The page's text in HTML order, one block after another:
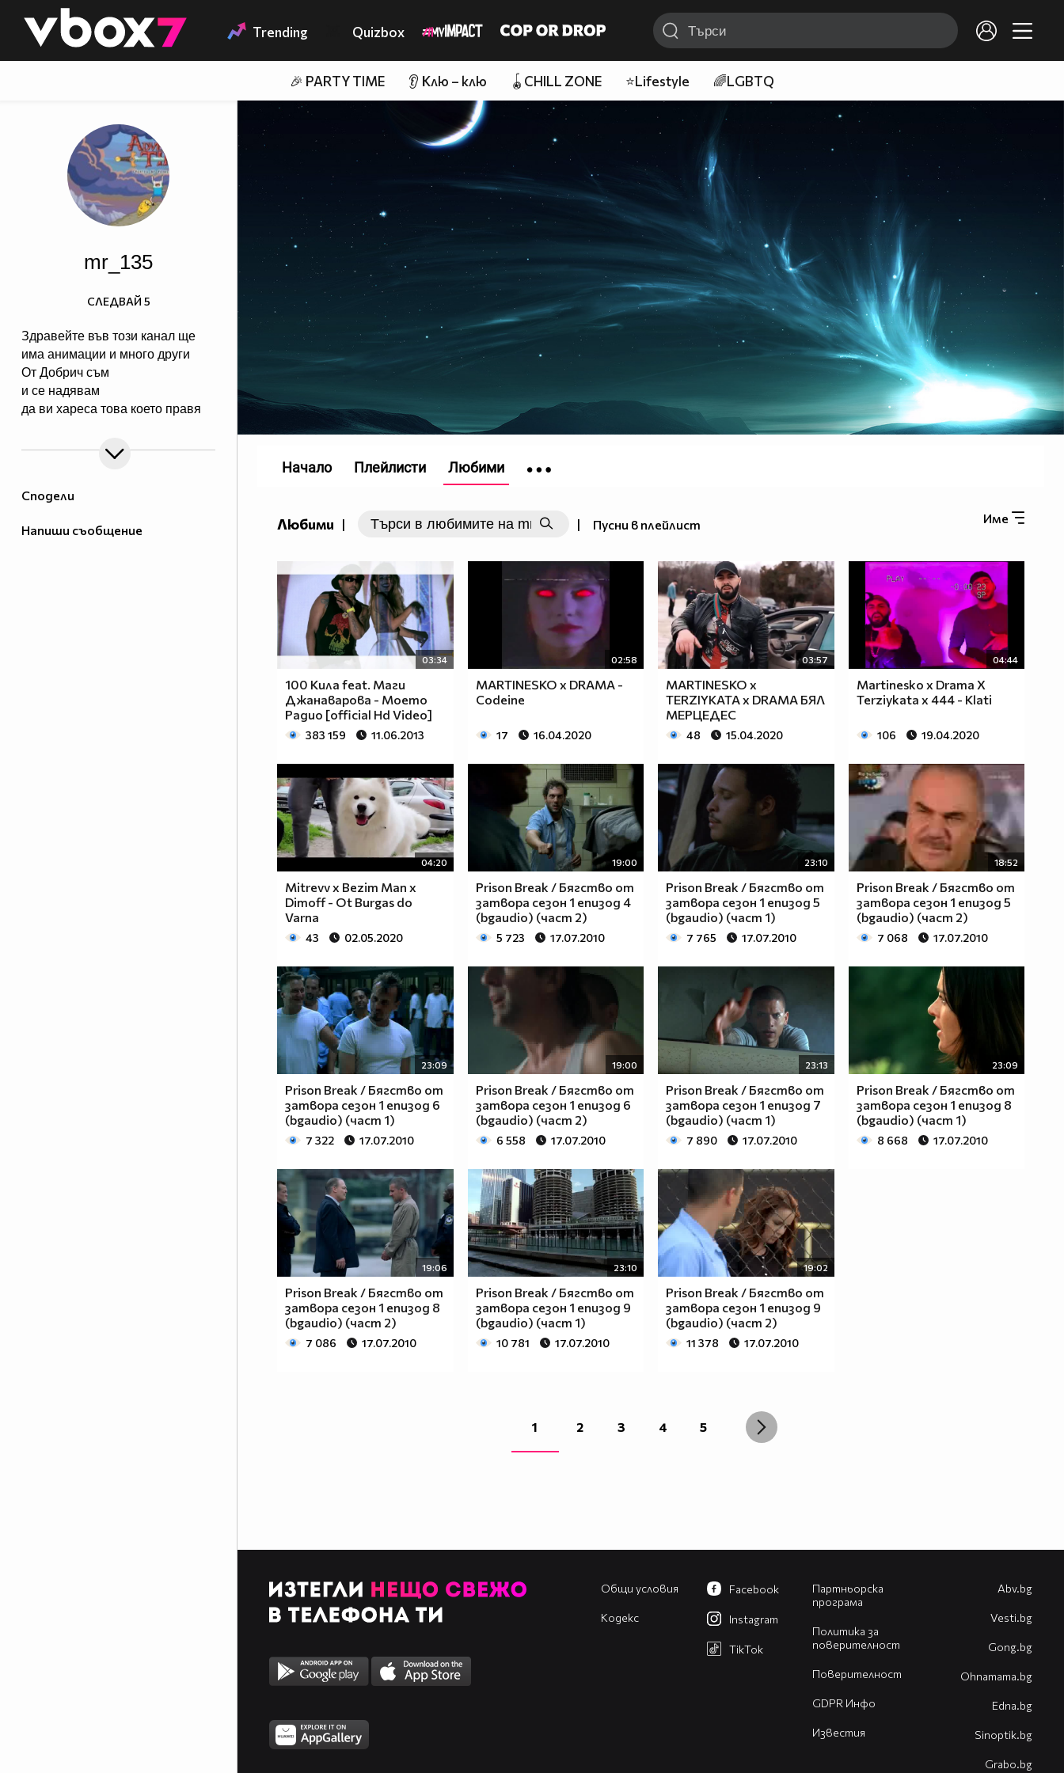
👾 Trending Quizbox
🎉 PARTY TIME 👂 Клю – клю 🪀CHILL ZONE ⭐Lifestyle 🌈LGBTQ
Сподели
Напиши съобщение
mr_135
Здравейте във този канал ще
има анимации и много други
От Добрич съм
и се надявам
да ви хареса това което правя
СЛЕДВАЙ 5
Любими | | Пусни в плейлист Име
03:34
100 Кила feat. Маги
Джанаварова - Моето
Радио [official Hd Video]
383 159 11.06.2013
02:58
MARTINESKO x DRAMA -
Codeine
17 16.04.2020
03:57
MARTINESKO x
TERZIYKATA x DRAMA БЯЛ
МЕРЦЕДЕС
48 15.04.2020
04:44
Martinesko x Drama X
Terziykata x 444 - Klati
106 19.04.2020
04:20
Mitrevv x Bezim Man x
Dimoff - Ot Burgas do
Varna
43 02.05.2020
19:00
Prison Break / Бягство от
затвора сезон 1 епизод 4
(bgaudio) (част 2)
5 723 17.07.2010
23:10
Prison Break / Бягство от
затвора сезон 1 епизод 5
(bgaudio) (част 1)
7 765 17.07.2010
18:52
Prison Break / Бягство от
затвора сезон 1 епизод 5
(bgaudio) (част 2)
7 068 17.07.2010
23:09
Prison Break / Бягство от
затвора сезон 1 епизод 6
(bgaudio) (част 1)
7 322 17.07.2010
19:00
Prison Break / Бягство от
затвора сезон 1 епизод 6
(bgaudio) (част 2)
6 558 17.07.2010
23:13
Prison Break / Бягство от
затвора сезон 1 епизод 7
(bgaudio) (част 1)
7 890 17.07.2010
23:09
Prison Break / Бягство от
затвора сезон 1 епизод 8
(bgaudio) (част 1)
8 668 17.07.2010
19:06
Prison Break / Бягство от
затвора сезон 1 епизод 8
(bgaudio) (част 2)
7 086 17.07.2010
23:10
Prison Break / Бягство от
затвора сезон 1 епизод 9
(bgaudio) (част 1)
10 781 17.07.2010
19:02
Prison Break / Бягство от
затвора сезон 1 епизод 9
(bgaudio) (част 2)
11 378 17.07.2010
1 2 3 4 5
Начало Плейлисти Любими
Общи условия
Кодекс
Партньорска
програма
Политика за
поверителност
Поверителност
GDPR Инфо
Известия
Facebook
Instagram
TikTok
Abv.bg
Vesti.bg
Gong.bg
Оhnamama.bg
Edna.bg
Sinoptik.bg
Grabo.bg